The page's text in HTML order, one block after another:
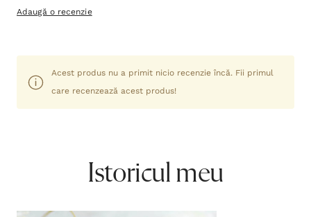
Adaugă o recenzie
Acest produs nu a primit nicio recenzie încă. Fii primul
care recenzează acest produs!
Istoricul meu